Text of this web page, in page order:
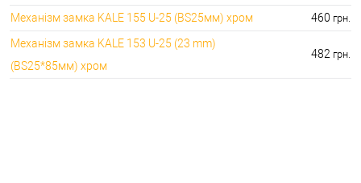
Механізм замка KALE 155 U-25 (BS25мм) хром 460 грн.
Механізм замка KALE 153 U-25 (23 mm)
(BS25*85мм) хром
482 грн.